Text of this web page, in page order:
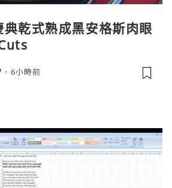
乾式熟成黑安格斯肉眼
6小時前